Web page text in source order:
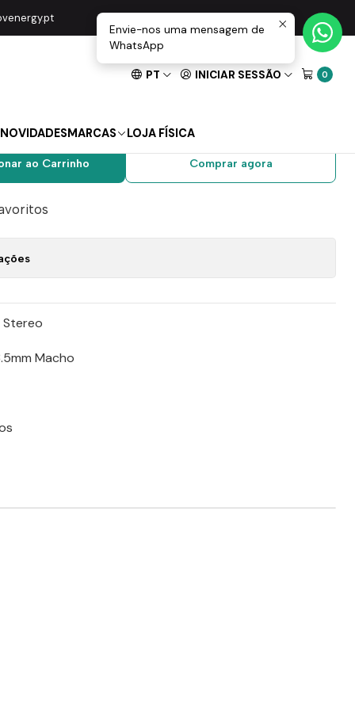
PT INICIAR SESSÃO 0
NOVIDADESMARCAS LOJA FÍSICA
3M ST Polybag
Macho / Jack
3M ST Polybag
ao Carrinho Comprar agora
Stereo
Macho
Envie-nos uma mensagem de
WhatsApp